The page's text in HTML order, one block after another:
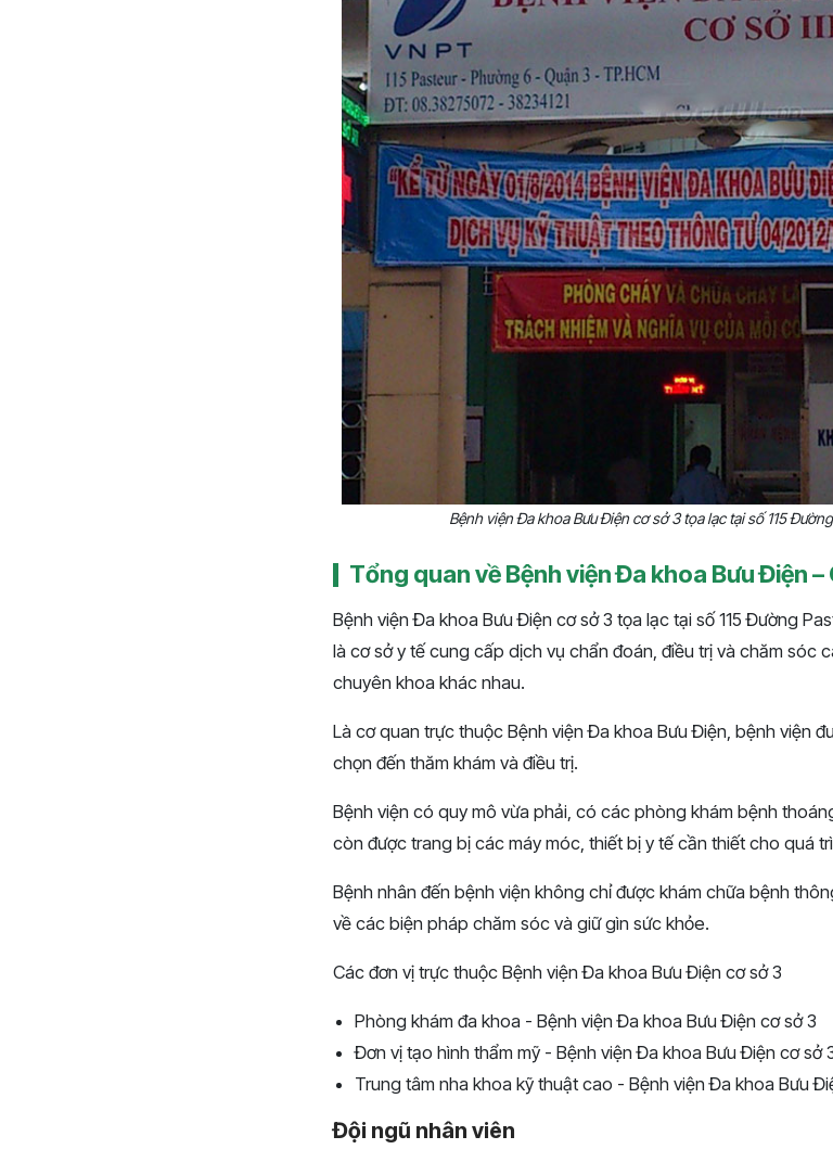
Bệnh viện Đa khoa Bưu Điện cơ sở 3 tọa lạc tại số 115
Tổng quan về Bệnh viện Đa khoa Bưu Điện –
Bệnh viện Đa khoa Bưu Điện cơ sở 3 tọa lạc tại số 115 Đường
là cơ sở y tế cung cấp dịch vụ chẩn đoán, điều trị và chăm sóc
chuyên khoa khác nhau.
Là cơ quan trực thuộc Bệnh viện Đa khoa Bưu Điện, bệnh viện
chọn đến thăm khám và điều trị.
Bệnh viện có quy mô vừa phải, có các phòng khám bệnh
còn được trang bị các máy móc, thiết bị y tế cần thiết cho quá
Bệnh nhân đến bệnh viện không chỉ được khám chữa bệnh
về các biện pháp chăm sóc và giữ gìn sức khỏe.
Các đơn vị trực thuộc Bệnh viện Đa khoa Bưu Điện cơ sở 3
Phòng khám đa khoa - Bệnh viện Đa khoa Bưu Điện cơ sở 3
Đơn vị tạo hình thẩm mỹ - Bệnh viện Đa khoa Bưu Điện cơ sở
Trung tâm nha khoa kỹ thuật cao - Bệnh viện Đa khoa Bưu
Đội ngũ nhân viên